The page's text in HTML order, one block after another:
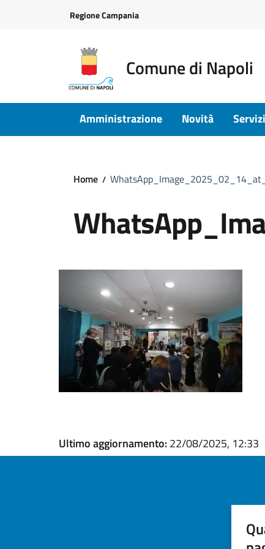
Regione Campania
Comune di Napoli
Amministrazione Novità Servizi
Home
Ultimo aggiornamento:22/08/2025, 12:33